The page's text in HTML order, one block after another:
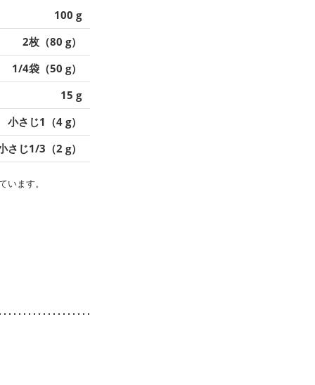
100 g
2枚（80 g）
1/4袋（50 g）
15 g
小さじ1（4 g）
さじ1/3（2 g）
ます。